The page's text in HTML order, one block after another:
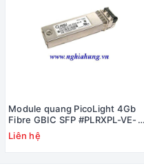
Module quang PicoLight 4Gb
Fibre GBIC SFP #PLRXPL-VE-
SG4-26
Liên hệ